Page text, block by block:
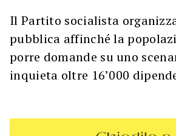
Il Partito socialista
pubblica affinché la
porre domande su uno
inquieta oltre 16’000